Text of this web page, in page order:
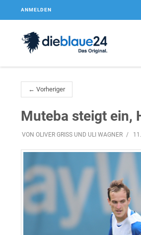
ANMELDEN
← Vorheriger
Muteba steigt ein,
VON OLIVER GRISS UND ULI WAGNER